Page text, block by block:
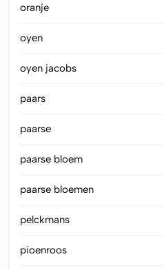
oranje
oyen
oyen jacobs
paars
paarse
paarse bloem
paarse bloemen
pelckmans
pioenroos